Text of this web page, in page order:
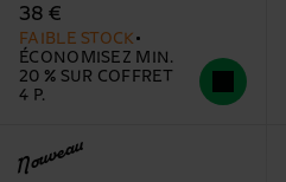
38 €
FAIBLE STOCK
ÉCONOMISEZ MIN.
20 % SUR COFFRET
4 P.
Nouveau